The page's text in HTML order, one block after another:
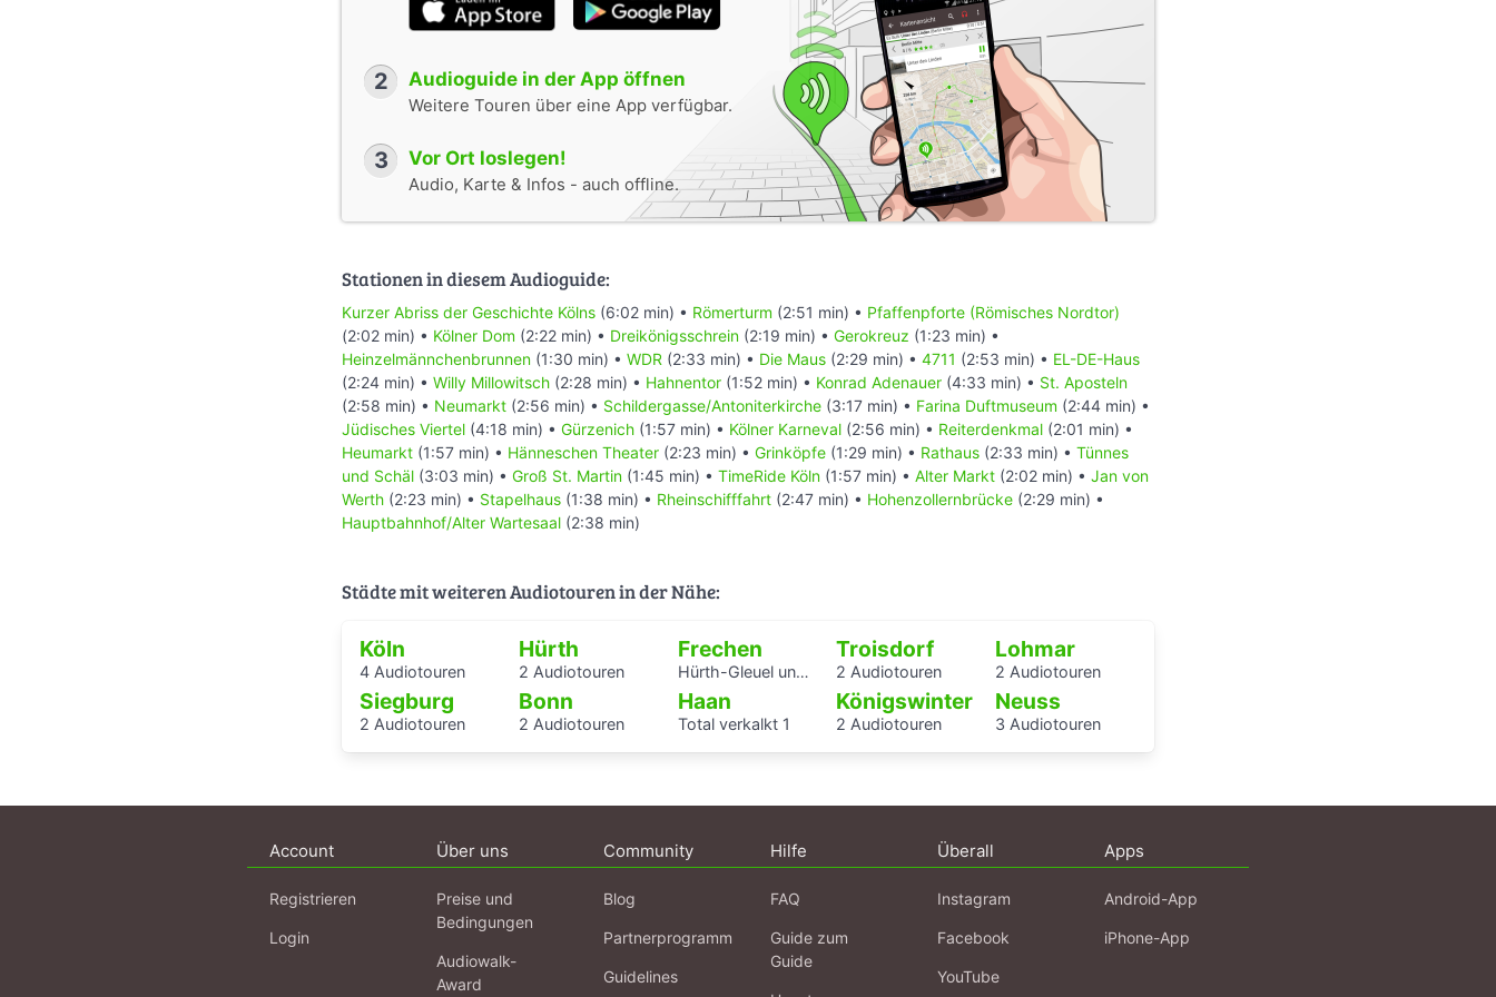
Konrad Adenauer
Kölner Karneval
Hohenzollernbrücke
Momentan wird viel in Köln gebaut, um auch die aufregende Geschichte dieser Stadt noch erlebbarer zu
machen, garantiert wird Köln danach um so schöner…
Wir bitten Sie daher um Verständnis, falls der eine oder andere Weg an einer Baustelle vorbeiführt.
Viel Spaß und auf geht’s zu Station 1, dem Römerturm !
Weitere interessante Touren in und um Köln:
‘Dicke Pötte’ auf dem Rhein - über 2000 Jahre Frachtschifffahrt
Bonn
Diesen Audioguide stellen wir für Sie kostenlos zur Verfügung.
Wir würden uns über eine kleine Spende für folgende Projekte in und um Köln freuen:
Gemeinsam für ein würdevolles Sterben
Lebensmittel für Bedürftige
Unterstütze Obdachlose und Bedürftige !
Fußball für alle Kids !
Unterstütze Familien schwerkranker Kids !
Werde auch Du Superheld für Herzen !
Schenke Schwerkranken schöne Momente !
Vielen Dank !
2 Audioguide in der App öffnen
Weitere Touren über eine App verfügbar.
3 Vor Ort loslegen!
Audio, Karte & Infos - auch offline.
Stationen in diesem Audioguide:
Kurzer Abriss der Geschichte Kölns (6:02 min) • Römerturm (2:51 min) • Pfaffenpforte (Römisches Nordtor)
(2:02 min) • Kölner Dom (2:22 min) • Dreikönigsschrein (2:19 min) • Gerokreuz (1:23 min) •
Heinzelmännchenbrunnen (1:30 min) • WDR (2:33 min) • Die Maus (2:29 min) • 4711 (2:53 min) • EL-DE-Haus
(2:24 min) • Willy Millowitsch (2:28 min) • Hahnentor (1:52 min) • Konrad Adenauer (4:33 min) • St. Aposteln
(2:58 min) • Neumarkt (2:56 min) • Schildergasse/Antoniterkirche (3:17 min) • Farina Duftmuseum (2:44 min) •
Jüdisches Viertel (4:18 min) • Gürzenich (1:57 min) • Kölner Karneval (2:56 min) • Reiterdenkmal (2:01 min) •
Heumarkt (1:57 min) • Hänneschen Theater (2:23 min) • Grinköpfe (1:29 min) • Rathaus (2:33 min) • Tünnes
und Schäl (3:03 min) • Groß St. Martin (1:45 min) • TimeRide Köln (1:57 min) • Alter Markt (2:02 min) • Jan von
Werth (2:23 min) • Stapelhaus (1:38 min) • Rheinschifffahrt (2:47 min) • Hohenzollernbrücke (2:29 min) •
Hauptbahnhof/Alter Wartesaal (2:38 min)
Städte mit weiteren Audiotouren in der Nähe:
Köln
4 Audiotouren
Hürth
2 Audiotouren
Frechen
Hürth-Gleuel und -Stotzheim
Troisdorf
2 Audiotouren
Lohmar
2 Audiotouren
Siegburg
2 Audiotouren
Bonn
2 Audiotouren
Haan
Total verkalkt 1
Königswinter
2 Audiotouren
Neuss
3 Audiotouren
Account
Registrieren
Login
Über uns
Preise und
Bedingungen
Audiowalk-
Award
Community
Blog
Partnerprogramm
Guidelines
Hilfe
FAQ
Guide zum
Guide
Überall
Instagram
Facebook
YouTube
Apps
Android-App
iPhone-App